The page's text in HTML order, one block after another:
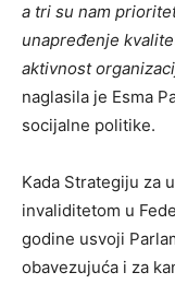
a tri su nam
unapređenje
aktivnost
naglasila je Esma
socijalne politike.
Kada Strategiju za
invaliditetom u
godine usvoji
obavezujuća i za